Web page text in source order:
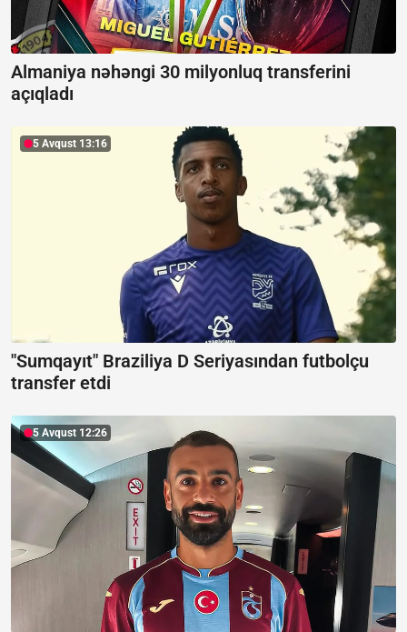
Almaniya nəhəngi 30 milyonluq transferini
açıqladı
5 Avqust 13:16
"Sumqayıt" Braziliya D Seriyasından futbolçu
transfer etdi
5 Avqust 12:26